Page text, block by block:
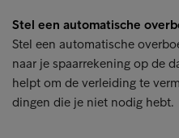
Stel een automatische
Stel een automatische
naar je spaarrekening op de
helpt om de verleiding te
dingen die je niet nodig hebt.